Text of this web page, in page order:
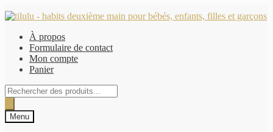
Aller
navigation
Aller
contenuÀ propos
Formulaire de contact
Mon compte
Panier
Recherche
de
produits
Menu